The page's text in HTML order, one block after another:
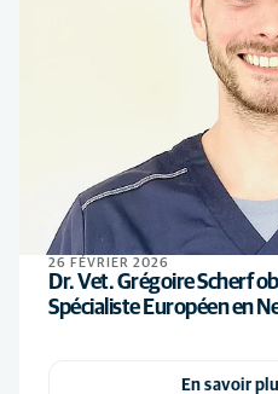
26 FÉVRIER 2026
Dr. Vet. Grégoire Scherf
Spécialiste Européen en
En savoir